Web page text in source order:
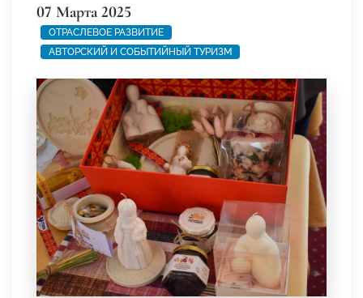
07 Марта 2025
ОТРАСЛЕВОЕ РАЗВИТИЕ
АВТОРСКИЙ И СОБЫТИЙНЫЙ ТУРИЗМ